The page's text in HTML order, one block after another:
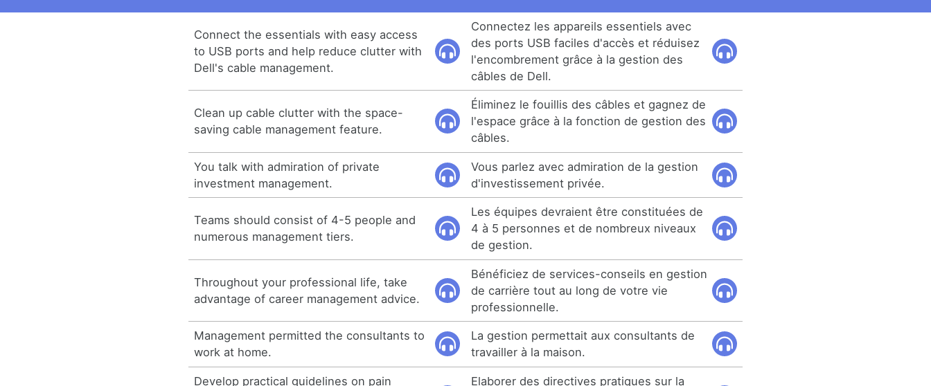
Connect the essentials with easy access
to USB ports and help reduce clutter with
Dell's cable management.
Connectez les appareils essentiels avec
des ports USB faciles d'accès et réduisez
l'encombrement grâce à la gestion des
câbles de Dell.
Clean up cable clutter with the space-
saving cable management feature.
Éliminez le fouillis des câbles et gagnez de
l'espace grâce à la fonction de gestion des
câbles.
You talk with admiration of private
investment management.
Vous parlez avec admiration de la gestion
d'investissement privée.
Teams should consist of 4-5 people and
numerous management tiers.
Les équipes devraient être constituées de
4 à 5 personnes et de nombreux niveaux
de gestion.
Throughout your professional life, take
advantage of career management advice.
Bénéficiez de services-conseils en gestion
de carrière tout au long de votre vie
professionnelle.
Management permitted the consultants to
work at home.
La gestion permettait aux consultants de
travailler à la maison.
Develop practical guidelines on pain
Elaborer des directives pratiques sur la